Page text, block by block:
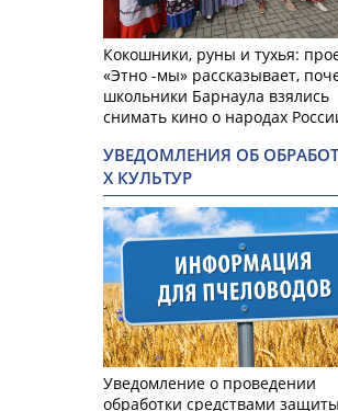
Кокошники, руны и тухья:
«Этно -мы» рассказывает,
школьники Барнаула взялись
снимать кино о народах
УВЕДОМЛЕНИЯ ОБ
Х КУЛЬТУР
Уведомление о проведении
обработки средствами защиты